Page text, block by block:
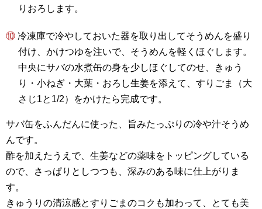
りおろします。
⑩ 冷凍庫で冷やしておいた器を取り出してそうめんを盛り
付け、かけつゆを注いで、そうめんを軽くほぐします。
中央にサバの水煮缶の身を少しほぐしてのせ、きゅう
り・小ねぎ・大葉・おろし生姜を添えて、すりごま（大
さじ1と1/2）をかけたら完成です。
サバ缶をふんだんに使った、旨みたっぷりの冷や汁そうめ
んです。
酢を加えたうえで、生姜などの薬味をトッピングしている
ので、さっぱりとしつつも、深みのある味に仕上がりま
す。
きゅうりの清涼感とすりごまのコクも加わって、とても美